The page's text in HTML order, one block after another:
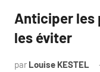
Anticiper les
les éviter
par Louise KESTEL